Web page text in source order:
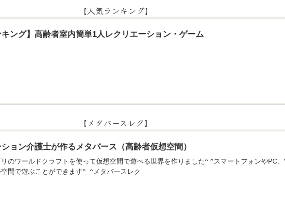
【人気ランキング】
キング】高齢者室内簡単1人レクリエーション・ゲーム
【メタバースレク】
ョン介護士が作るメタバース（高齢者仮想空間）
のワールドクラフトを使って仮想空間で遊べる世界を作りました^ ^スマートフォンやPC
間で遊ぶことができます^_^メタバースレク